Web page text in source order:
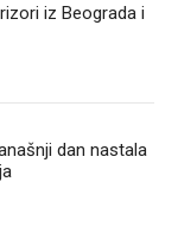
iz Beograda i
dan nastala